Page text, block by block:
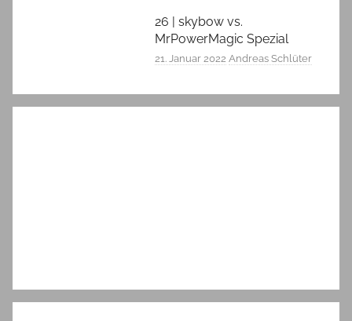
26 | skybow vs.
MrPowerMagic Spezial
21. Januar 2022 Andreas Schlüter